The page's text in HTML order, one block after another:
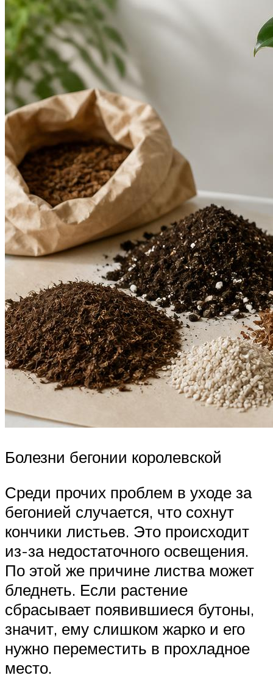
Болезни бегонии королевской
Среди прочих проблем в уходе за
бегонией случается, что сохнут
кончики листьев. Это происходит
из-за недостаточного освещения.
По этой же причине листва может
бледнеть. Если растение
сбрасывает появившиеся бутоны,
значит, ему слишком жарко и его
нужно переместить в прохладное
место.